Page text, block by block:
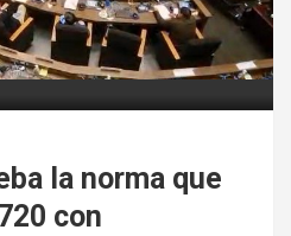
la norma que
con